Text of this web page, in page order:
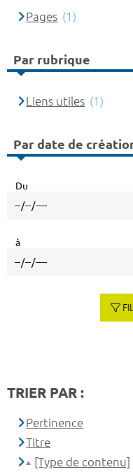
Pages (1)
Par rubrique
Liens utiles (1)
Par date de
Du
à
TRIER PAR :
Pertinence
Titre
[Type de contenu]